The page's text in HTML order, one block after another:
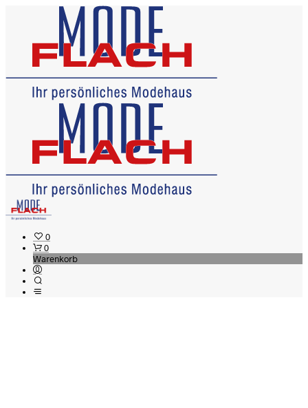
0
0
Warenkorb